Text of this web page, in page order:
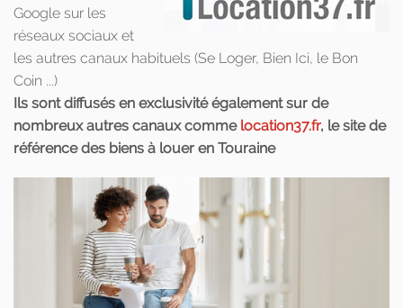
Google sur les
réseaux sociaux et
les autres canaux habituels (Se Loger, Bien Ici, le Bon
Coin ...)
Ils sont diffusés en exclusivité également sur de
nombreux autres canaux comme location37.fr, le site de
référence des biens à louer en Touraine